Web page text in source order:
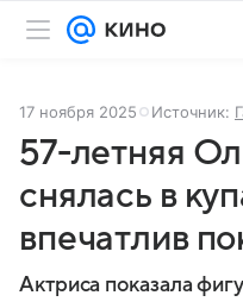
17 ноября 2025 Источник:
57-летняя
снялась в
впечатлив
Актриса показала